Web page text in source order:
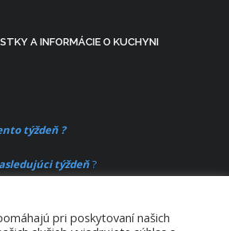
A INFORMÁCIE O KUCHYNI
týždeň ?
týždeň?
pri poskytovaní našich